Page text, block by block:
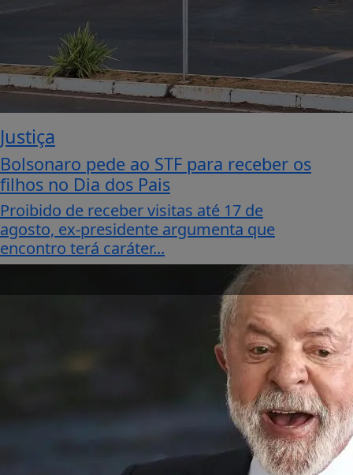
Justiça
Bolsonaro pede ao STF para receber os
filhos no Dia dos Pais
Proibido de receber visitas até 17 de
agosto, ex-presidente argumenta que
encontro terá caráter...